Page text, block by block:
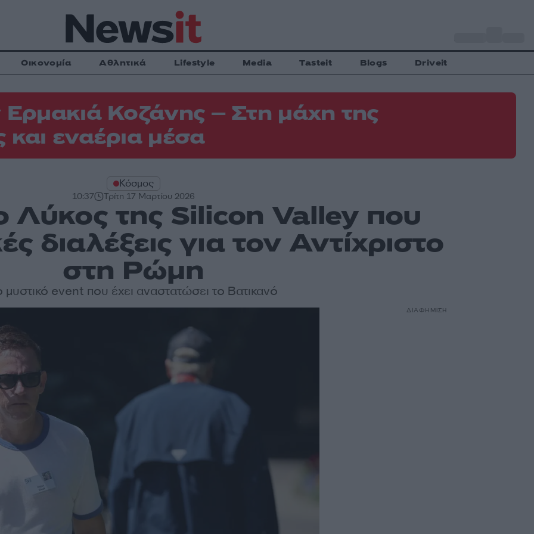
Οικονομία Αθλητικά Lifestyle Media Tasteit Blogs Driveit
Κοζάνης – Στη μάχη της
εναέρια μέσα
Κόσμος
10:37 Τρίτη 17 Μαρτίου 2026
Λύκος της Silicon Valley που
διαλέξεις για τον Αντίχριστο
στη Ρώμη
μυστικό event που έχει αναστατώσει το Βατικανό
ΔΙΑΦΗΜΙΣΗ